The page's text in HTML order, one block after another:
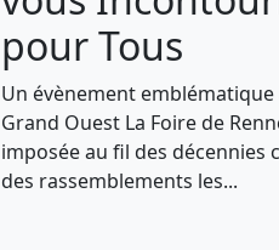
pour Tous
Un évènement
Grand Ouest La Foire de
imposée au fil des décennies
des rassemblements les...